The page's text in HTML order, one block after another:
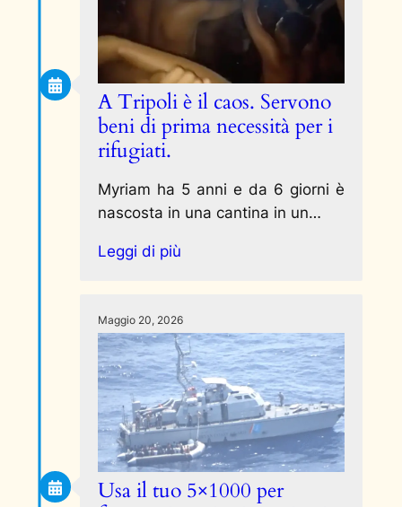
A Tripoli è il caos. Servono
beni di prima necessità per i
rifugiati.
Myriam ha 5 anni e da 6 giorni è
nascosta in una cantina in un…
Leggi di più
Maggio 20, 2026
Usa il tuo 5×1000 per